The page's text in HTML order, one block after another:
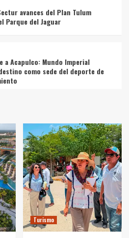
avances del Plan Tulum
Parque del Jaguar
a Acapulco: Mundo Imperial
como sede del deporte de
del Cobre
de Turismo de la CDMX informó
del país se consolidó como la
con 4.4 millones de
a Hotel Xcaret Arte con el
Turismo